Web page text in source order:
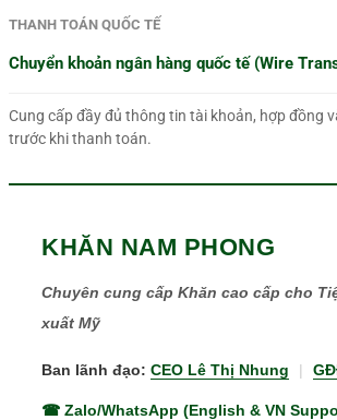
THANH TOÁN QUỐC TẾ
Chuyển khoản ngân hàng quốc tế (Wire
Cung cấp đầy đủ thông tin tài khoản, hợp đồng
trước khi thanh toán.
KHĂN NAM PHONG
Chuyên cung cấp Khăn cao cấp cho
xuất Mỹ
Ban lãnh đạo: CEO Lê Thị Nhung |
☎ Zalo/WhatsApp (English & VN